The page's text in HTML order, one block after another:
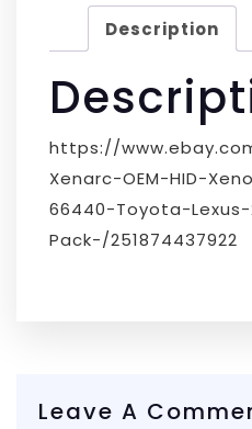
Description
https://
Xenarc-OEM-HID-
66440-Toyota-
Pack-/251874437922
Leave A